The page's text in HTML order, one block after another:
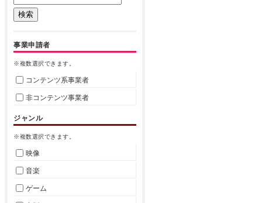
事業申請者
※複数選択できます。
コンテンツ系事業者
非コンテンツ事業者
ジャンル
※複数選択できます。
映像
音楽
ゲーム